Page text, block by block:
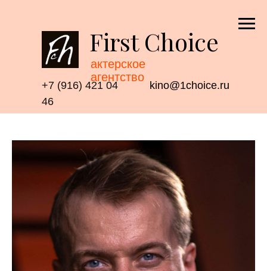
актерское
агентство
First Choice
+7 (916) 421 04
46
kino@1choice.ru